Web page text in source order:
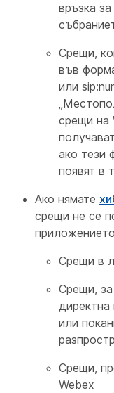
връзка
Срещи,
във
или
срещи на
ако тези
появят в
Ако нямате
срещи не се
Срещи в
Срещи,
директна
или
Срещи,
Webex